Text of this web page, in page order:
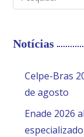
Notícias
Celpe-Bras
de agosto
Enade 2026
especializado